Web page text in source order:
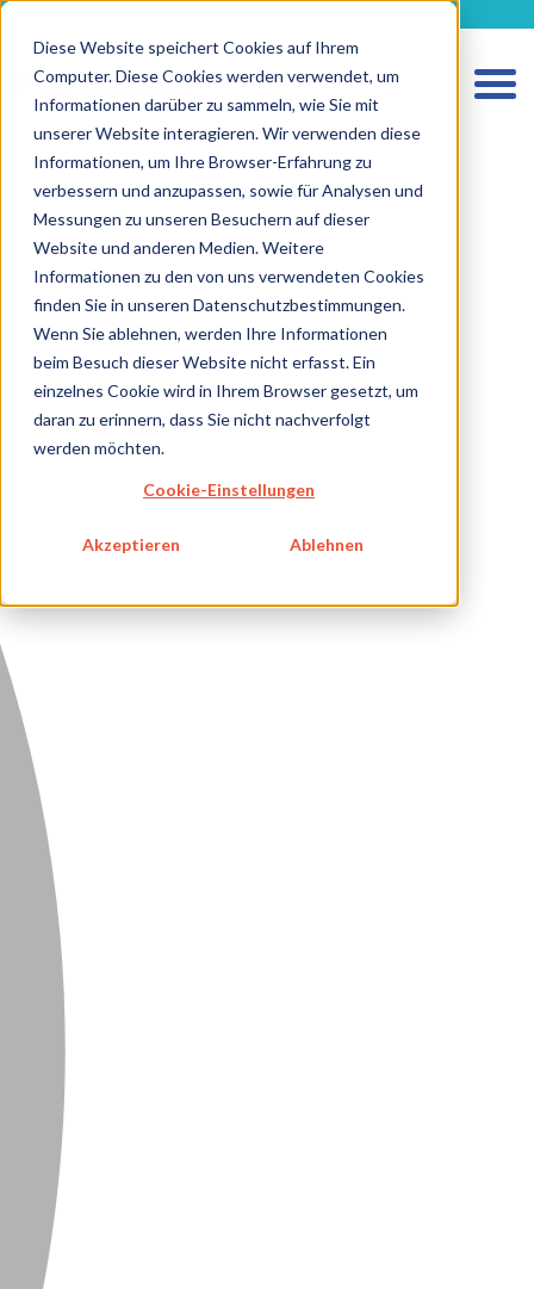
Diese Website speichert Cookies auf Ihrem
Computer. Diese Cookies werden verwendet, um
Informationen darüber zu sammeln, wie Sie mit
unserer Website interagieren. Wir verwenden diese
Informationen, um Ihre Browser-Erfahrung zu
verbessern und anzupassen, sowie für Analysen und
Messungen zu unseren Besuchern auf dieser
Website und anderen Medien. Weitere
Informationen zu den von uns verwendeten Cookies
finden Sie in unseren Datenschutzbestimmungen.
Wenn Sie ablehnen, werden Ihre Informationen
beim Besuch dieser Website nicht erfasst. Ein
einzelnes Cookie wird in Ihrem Browser gesetzt, um
daran zu erinnern, dass Sie nicht nachverfolgt
werden möchten.
Cookie-Einstellungen
Akzeptieren Ablehnen
HOME
LEISTUNGEN MEDIZINPRODUKTE
LEISTUNGEN IVD
ZUKUNFTSSTARKE LÖSUNGEN
ÜBER UNS
BLOG
KONTAKT